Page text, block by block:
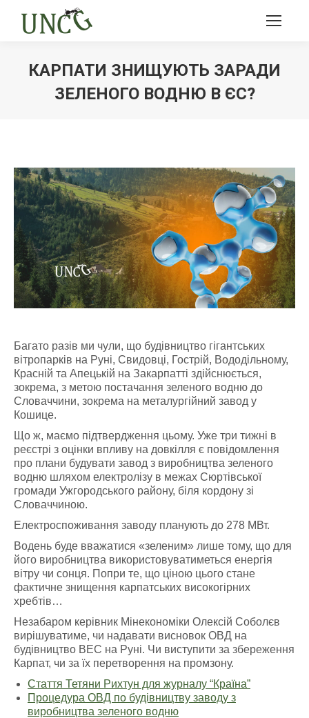
КАРПАТИ ЗНИЩУЮТЬ ЗАРАДИ
ЗЕЛЕНОГО ВОДНЮ В ЄС?
Багато разів ми чули, що будівництво гігантських
вітропарків на Руні, Свидовці, Гострій, Вододільному,
Красній та Апецькій на Закарпатті здійснюється,
зокрема, з метою постачання зеленого водню до
Словаччини, зокрема на металургійний завод у
Кошице.
Що ж, маємо підтвердження цьому. Уже три тижні в
реєстрі з оцінки впливу на довкілля є повідомлення
про плани будувати завод з виробництва зеленого
водню шляхом електролізу в межах Сюртівської
громади Ужгородського району, біля кордону зі
Словаччиною.
Електроспоживання заводу планують до 278 МВт.
Водень буде вважатися «зеленим» лише тому, що для
його виробництва використовуватиметься енергія
вітру чи сонця. Попри те, що ціною цього стане
фактичне знищення карпатських високогірних
хребтів…
Незабаром керівник Мінекономіки Олексій Соболєв
вирішуватиме, чи надавати висновок ОВД на
будівництво ВЕС на Руні. Чи виступити за збереження
Карпат, чи за їх перетворення на промзону.
Стаття Тетяни Рихтун для журналу “Країна”
Процедура ОВД по будівництву заводу з
виробництва зеленого водню